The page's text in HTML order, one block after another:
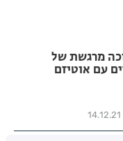
מרגשת של
עם אוטיזם
14.12.21